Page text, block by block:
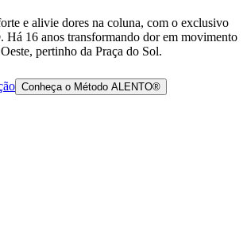
e alivie dores na coluna, com o exclusivo
16 anos transformando dor em movimento
pertinho da Praça do Sol.
Conheça o Método ALENTO®